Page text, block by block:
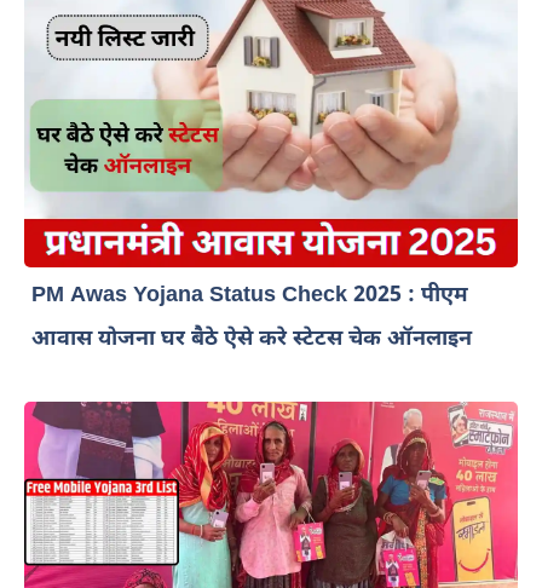
PM Awas Yojana Status Check 2025 : पीएम
आवास योजना घर बैठे ऐसे करे स्टेटस चेक ऑनलाइन